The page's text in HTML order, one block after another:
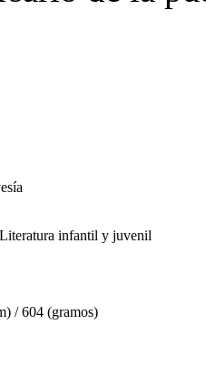
infantil y juvenil
/ 604 (gramos)